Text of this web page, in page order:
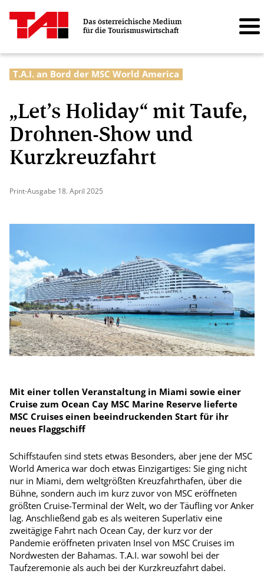
Das österreichische Medium
für die Tourismuswirtschaft
T.A.I. an Bord der MSC World America
„Let’s Holiday“ mit Taufe,
Drohnen-Show und
Kurzkreuzfahrt
Print-Ausgabe 18. April 2025
Mit einer tollen Veranstaltung in Miami sowie einer
Cruise zum Ocean Cay MSC Marine Reserve lieferte
MSC Cruises einen beeindruckenden Start für ihr
neues Flaggschiff
Schiffstaufen sind stets etwas Besonders, aber jene der MSC
World America war doch etwas Einzigartiges: Sie ging nicht
nur in Miami, dem weltgrößten Kreuzfahrthafen, über die
Bühne, sondern auch im kurz zuvor von MSC eröffneten
größten Cruise-Terminal der Welt, wo der Täufling vor Anker
lag. Anschließend gab es als weiteren Superlativ eine
zweitägige Fahrt nach Ocean Cay, der kurz vor der
Pandemie eröffneten privaten Insel von MSC Cruises im
Nordwesten der Bahamas. T.A.I. war sowohl bei der
Taufzeremonie als auch bei der Kurzkreuzfahrt dabei.